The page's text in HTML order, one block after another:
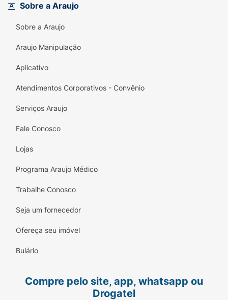
Sobre a Araujo
Sobre a Araujo
Araujo Manipulação
Aplicativo
Atendimentos Corporativos - Convênio
Serviços Araujo
Fale Conosco
Lojas
Programa Araujo Médico
Trabalhe Conosco
Seja um fornecedor
Ofereça seu imóvel
Bulário
Compre pelo site, app, whatsapp ou
Drogatel